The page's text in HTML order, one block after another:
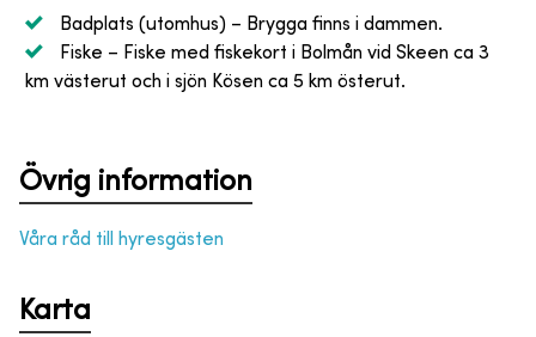
Badplats (utomhus) – Brygga finns i dammen.
Fiske – Fiske med fiskekort i Bolmån vid Skeen ca 3
km västerut och i sjön Kösen ca 5 km österut.
Övrig information
Våra råd till hyresgästen
Karta